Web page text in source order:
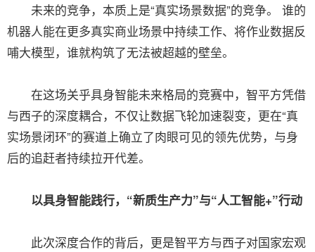
未来的竞争，本质上是“真实场景数据”的竞争。 谁的
机器人能在更多真实商业场景中持续工作、将作业数据反
哺大模型，谁就构筑了无法被超越的壁垒。
在这场关乎具身智能未来格局的竞赛中，智平方凭借
与西子的深度耦合，不仅让数据飞轮加速裂变，更在“真
实场景闭环”的赛道上确立了肉眼可见的领先优势，与身
后的追赶者持续拉开代差。
以具身智能践行，“新质生产力”与“人工智能+”行动
此次深度合作的背后，更是智平方与西子对国家宏观